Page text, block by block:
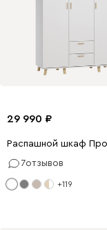
29 990
Распашной шкаф
7отзывов
+119